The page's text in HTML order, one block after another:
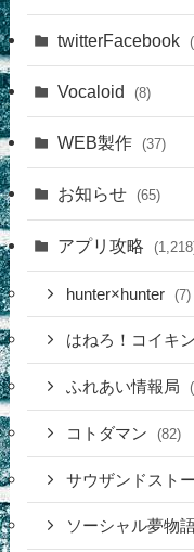
twitterFacebook
Vocaloid (8)
WEB製作 (37)
お知らせ (65)
アプリ攻略
hunter×hunter (7)
はねろ！コイキ
ふれあい情報局
コトダマン (82)
サウザンドスト
ソーシャル夢物